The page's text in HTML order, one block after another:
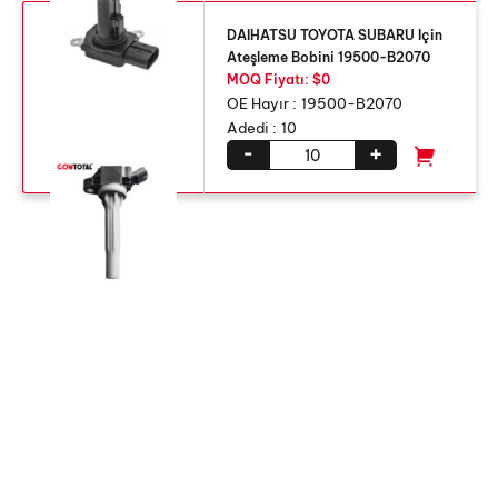
DAIHATSU TOYOTA SUBARU Için
Ateşleme Bobini 19500-B2070
MOQ Fiyatı: $0
OE Hayır : 19500-B2070
Adedi : 10
+
-